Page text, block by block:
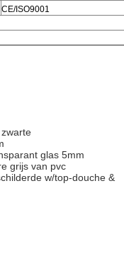
CE/ISO9001
glas 5mm
grijs van pvc
w/top-douche &